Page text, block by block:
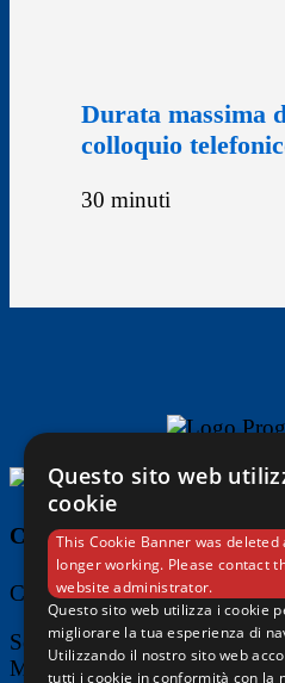
Durata massima
colloquio
30 minuti
Contatti
Comune di Padova
Settore Ambiente e Territorio
Mail:
Questo sito web
cookie
This Cookie Banner was deleted
longer working. Please contact
website administrator.
Questo sito web utilizza i cookie
migliorare la tua esperienza di
Utilizzando il nostro sito web
tutti i cookie in conformità con la